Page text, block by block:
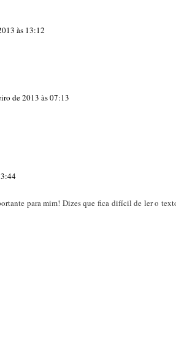
às 13:12
de 2013 às 07:13
para mim! Dizes que fica difícil de ler o